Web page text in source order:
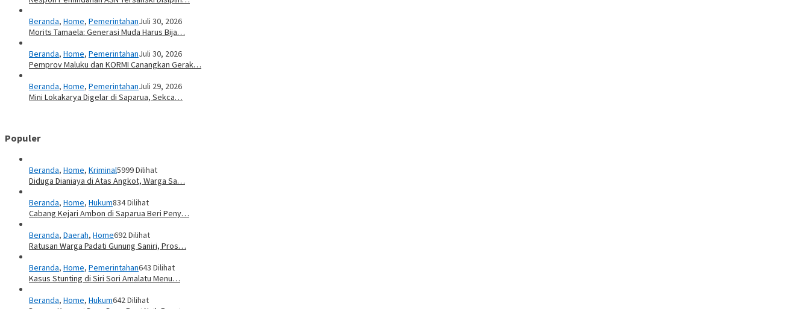
Beranda, Home, PemerintahanJuli 30, 2026
Morits Tamaela: Generasi Muda Harus Bija…
Beranda, Home, PemerintahanJuli 30, 2026
Pemprov Maluku dan KORMI Canangkan Gerak…
Beranda, Home, PemerintahanJuli 29, 2026
Mini Lokakarya Digelar di Saparua, Sekca…
Populer
Beranda, Home, Kriminal5999 Dilihat
Diduga Dianiaya di Atas Angkot, Warga Sa…
Beranda, Home, Hukum834 Dilihat
Cabang Kejari Ambon di Saparua Beri Peny…
Beranda, Daerah, Home692 Dilihat
Ratusan Warga Padati Gunung Saniri, Pros…
Beranda, Home, Pemerintahan643 Dilihat
Kasus Stunting di Siri Sori Amalatu Menu…
Beranda, Home, Hukum642 Dilihat